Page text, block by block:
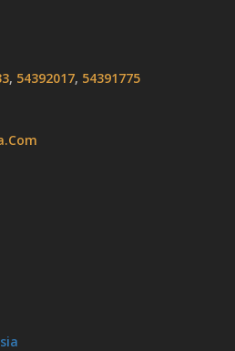
, 54392017, 54391775